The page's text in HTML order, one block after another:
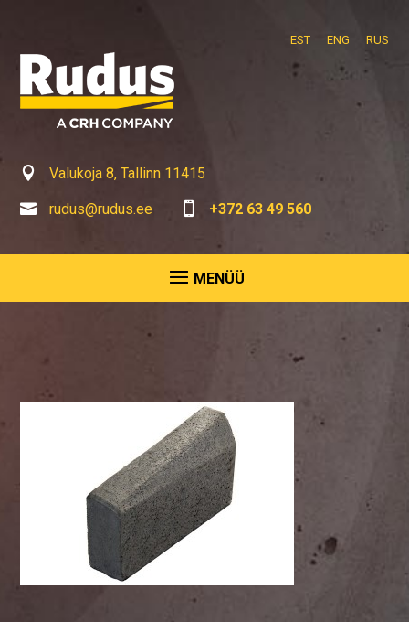
EST ENG RUS
 Valukoja 8, Tallinn 11415
 rudus@rudus.ee  +372 63 49 560